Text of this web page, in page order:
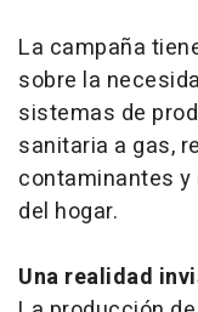
La campaña
sobre la
sistemas de
sanitaria a gas,
contaminantes
del hogar.
Una realidad